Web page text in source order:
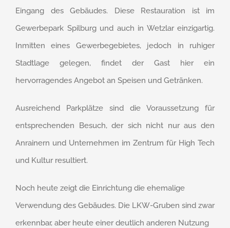
Eingang des Gebäudes. Diese Restauration ist im
Gewerbepark Spilburg und auch in Wetzlar einzigartig.
Inmitten eines Gewerbegebietes, jedoch in ruhiger
Stadtlage gelegen, findet der Gast hier ein
hervorragendes Angebot an Speisen und Getränken.
Ausreichend Parkplätze sind die Voraussetzung für
entsprechenden Besuch, der sich nicht nur aus den
Anrainern und Unternehmen im Zentrum für High Tech
und Kultur resultiert.
Noch heute zeigt die Einrichtung die ehemalige
Verwendung des Gebäudes. Die LKW-Gruben sind zwar
erkennbar, aber heute einer deutlich anderen Nutzung